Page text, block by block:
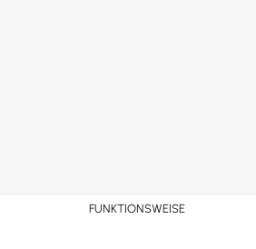
FUNKTIONSWEISE